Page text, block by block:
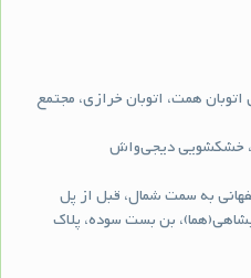
اتوبان همت، اتوبان خرازی، مجتمع
به سمت شمال، قبل از پل
بن بست سوده، پلاک